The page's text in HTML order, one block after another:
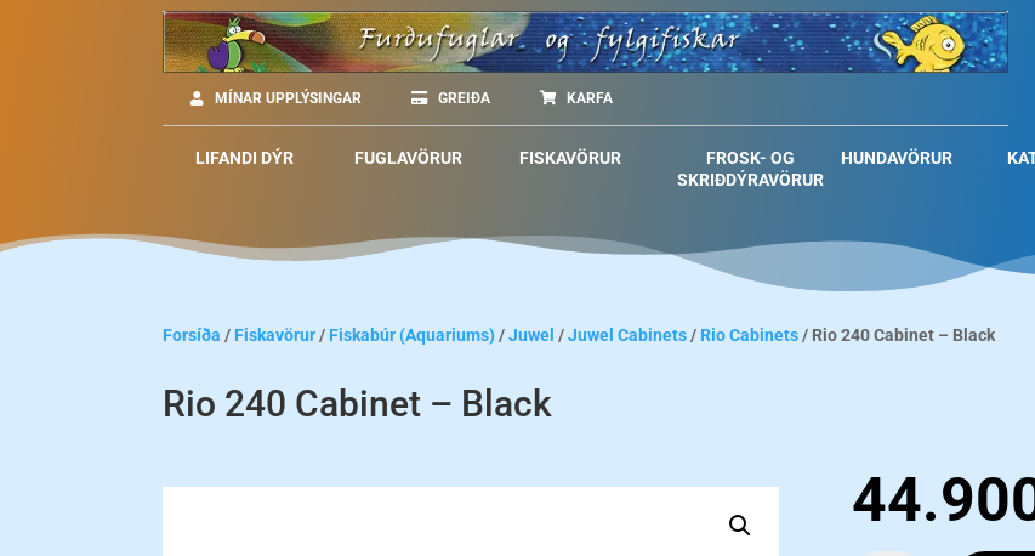
MÍNAR UPPLÝSINGAR GREIÐA KARFA
LIFANDI DÝR FUGLAVÖRUR FISKAVÖRUR
FROSK- OG
SKRIÐDÝRAVÖRUR
HUNDAVÖRUR
Forsíða / Fiskavörur/ Fiskabúr (Aquariums) /Juwel /Juwel Cabinets/ Rio Cabinets/ Rio 240 Cabinet – Black
Rio 240 Cabinet – Black